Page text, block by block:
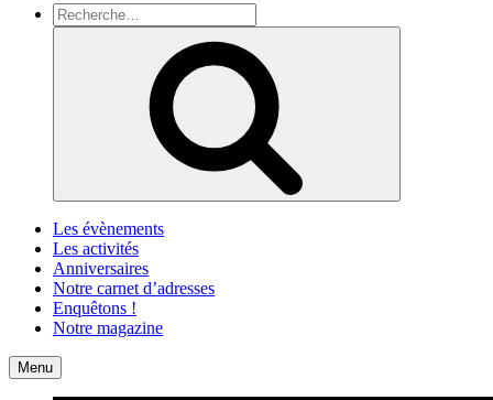
Recherche
pour
Les évènements
Les activités
Anniversaires
Notre carnet d’adresses
Enquêtons !
Notre magazine
Accueil
Menu Contact